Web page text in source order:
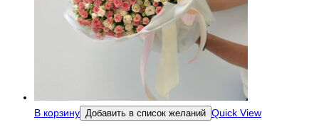
В корзину Добавить в список желаний Quick View